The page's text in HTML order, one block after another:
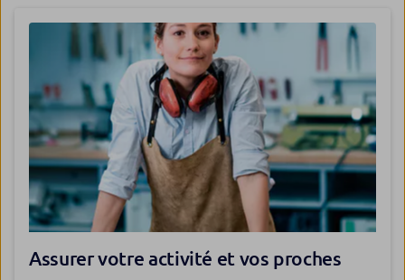
Assurer votre activité et vos proches